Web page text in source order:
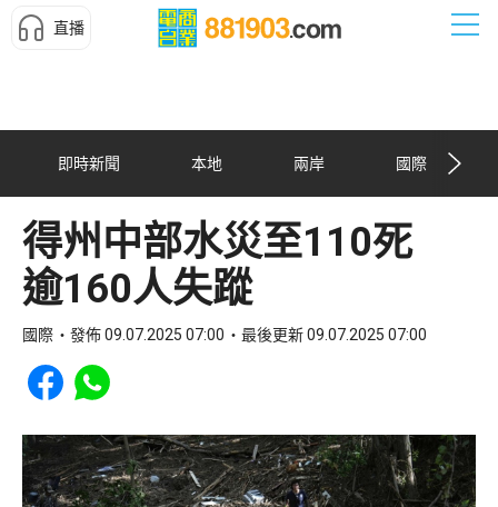
直播
即時新聞 本地 兩岸 國際
得州中部水災至110死
逾160人失蹤
國際 發佈 09.07.2025 07:00 最後更新 09.07.2025 07:00
Share to Facebook
Share to WhatsApp